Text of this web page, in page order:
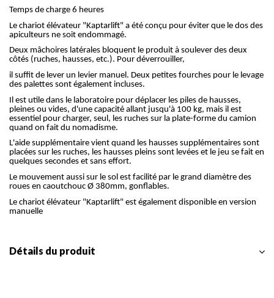
Temps de charge 6 heures
Le chariot élévateur "Kaptarlift" a été conçu pour éviter que le dos des
apiculteurs ne soit endommagé.
Deux mâchoires latérales bloquent le produit à soulever des deux
côtés (ruches, hausses, etc.). Pour déverrouiller,
il suffit de lever un levier manuel. Deux petites fourches pour le levage
des palettes sont également incluses.
Il est utile dans le laboratoire pour déplacer les piles de hausses,
pleines ou vides, d'une capacité allant jusqu'à 100 kg, mais il est
essentiel pour charger, seul, les ruches sur la plate-forme du camion
quand on fait du nomadisme.
L'aide supplémentaire vient quand les hausses supplémentaires sont
placées sur les ruches, les hausses pleins sont levées et le jeu se fait en
quelques secondes et sans effort.
Le mouvement aussi sur le sol est facilité par le grand diamètre des
roues en caoutchouc Ø 380mm, gonflables.
Le chariot élévateur "Kaptarlift" est également disponible en version
manuelle
Détails du produit